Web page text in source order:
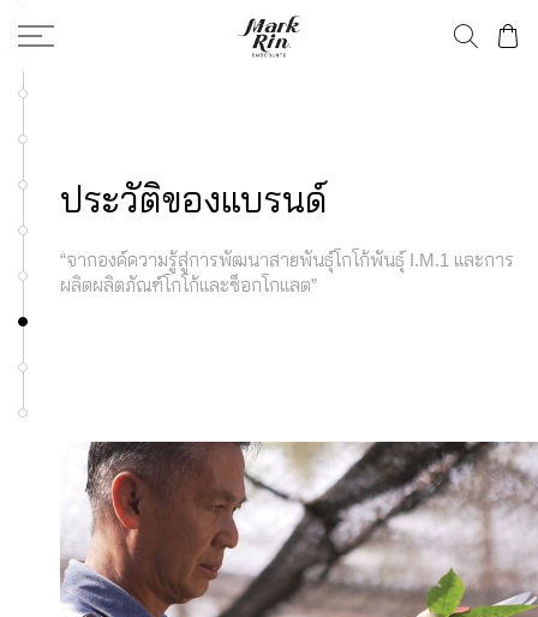
ประวัติของแบรนด์
“จากองค์ความรู้สู่การพัฒนาสายพันธุ์โกโก้พันธุ์ I.M.1 และการ
ผลิตผลิตภัณฑ์โกโก้และช็อกโกแลต”